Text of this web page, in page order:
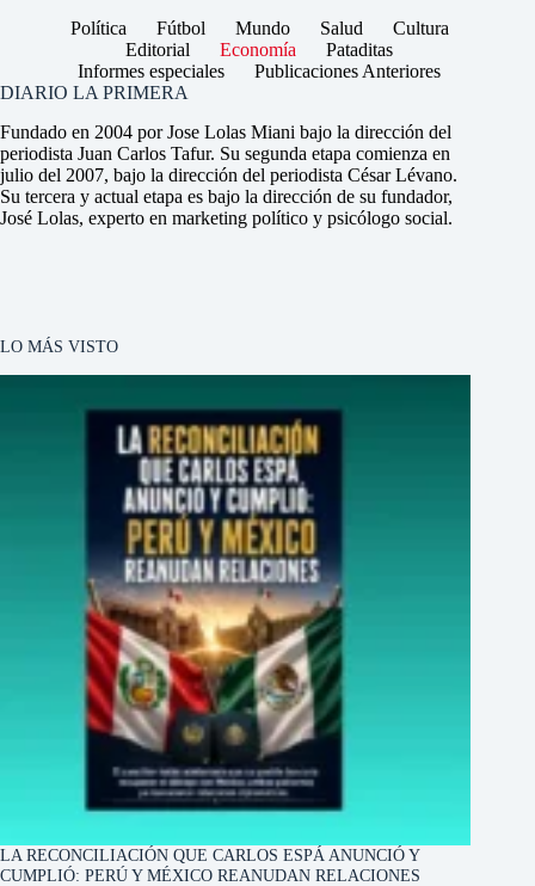
Política Fútbol Mundo Salud
Cultura
Editorial
Economía
Pataditas
Informes especiales
Publicaciones Anteriores
DIARIO LA PRIMERA
Fundado en 2004 por Jose Lolas Miani bajo la dirección del
periodista Juan Carlos Tafur. Su segunda etapa comienza en
julio del 2007, bajo la dirección del periodista César Lévano.
Su tercera y actual etapa es bajo la dirección de su fundador,
José Lolas, experto en marketing político y psicólogo social.
LO MÁS VISTO
LA RECONCILIACIÓN QUE CARLOS ESPÁ ANUNCIÓ Y
CUMPLIÓ: PERÚ Y MÉXICO REANUDAN RELACIONES